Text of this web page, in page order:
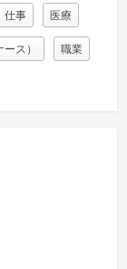
仕事 医療
ス） 職業